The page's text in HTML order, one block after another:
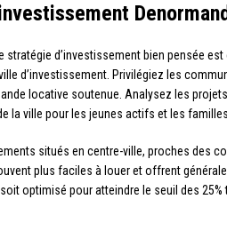
stratégie d’investissement bien pensée est
d’investissement. Privilégiez les
locative soutenue. Analysez les
la ville pour les jeunes actifs et les familles.
situés en centre-ville, proches des
plus faciles à louer et offrent
optimisé pour atteindre le seuil des